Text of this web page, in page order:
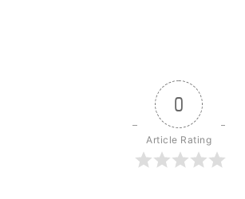
0
Article Rating